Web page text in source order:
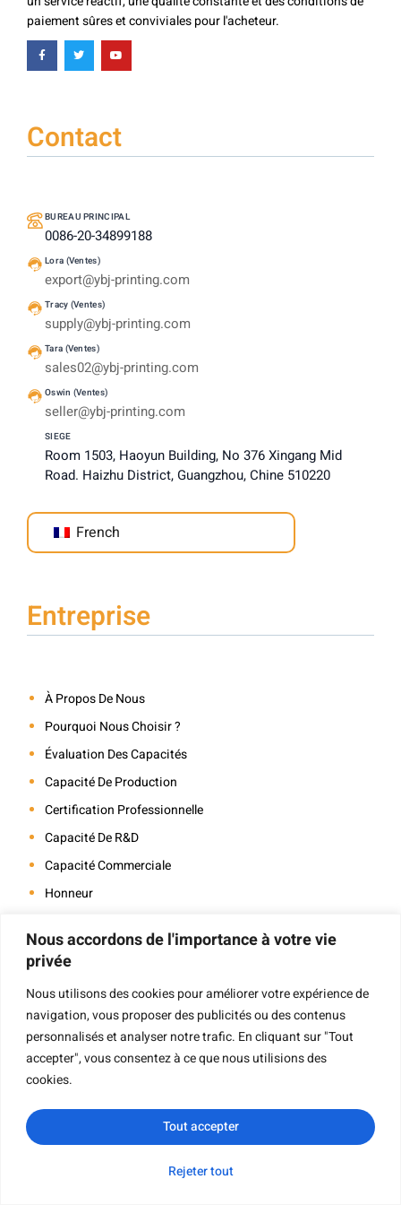
Nous accordons de l'importance à votre vie
privée
Nous utilisons des cookies pour améliorer votre expérience de
navigation, vous proposer des publicités ou des contenus
personnalisés et analyser notre trafic. En cliquant sur "Tout
accepter", vous consentez à ce que nous utilisions des
cookies.
Rejeter tout
Tout accepter
paiement sûres et conviviales pour l'acheteur.
Contact
BUREAU PRINCIPAL
0086-20-34899188
Lora (Ventes)
export@ybj-printing.com
Tracy (Ventes)
supply@ybj-printing.com
Tara (Ventes)
sales02@ybj-printing.com
Oswin (Ventes)
seller@ybj-printing.com
SIEGE
Room 1503, Haoyun Building, No 376 Xingang Mid
Road. Haizhu District, Guangzhou, Chine 510220
French
Entreprise
À Propos De Nous
Pourquoi Nous Choisir ?
Évaluation Des Capacités
Capacité De Production
Certification Professionnelle
Capacité De R&D
Capacité Commerciale
Honneur
Avis Des Clients
Navigation
Impression De Livres
Impression De Livres À Couverture Rigide
Demande de